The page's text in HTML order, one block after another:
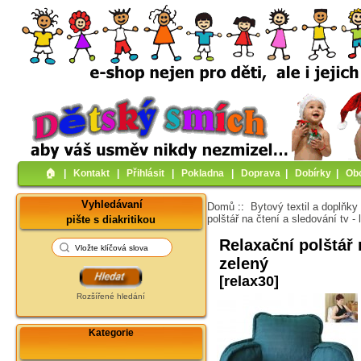
🏠︎ Kontakt Přihlásit Pokladna Doprava Dobírky
Vyhledávaní
pište s diakritikou
Rozšířené hledání
Kategorie
Domů :: Bytový textil a doplňky
polštář na čtení a sledování tv -
Relaxační polštář
zelený
[relax30]